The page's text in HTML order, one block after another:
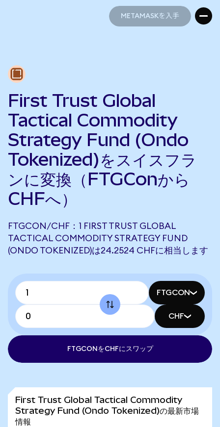
METAMASKを入手
First Trust Global
Tactical Commodity
Strategy Fund (Ondo
Tokenized)をスイスフラ
ンに変換（FTGConから
CHFへ）
FTGCON/CHF：1 FIRST TRUST GLOBAL
TACTICAL COMMODITY STRATEGY FUND
(ONDO TOKENIZED)は24.2524 CHFに相当します
FTGCON
CHF
FTGCONをCHFにスワップ
First Trust Global Tactical Commodity
Strategy Fund (Ondo Tokenized)の最新市場
情報